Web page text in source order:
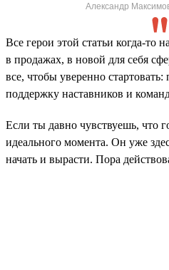
Александр
Все герои этой статьи когда-то
в продажах, в новой для себя
все, чтобы уверенно
поддержку наставников и
Если ты давно чувствуешь, что
идеального момента. Он уже
начать и вырасти. Пора